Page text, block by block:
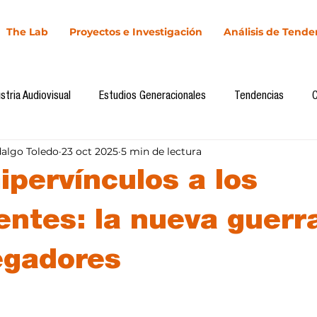
The Lab Proyectos e Investigación Análisis de
Audiovisual Estudios Generacionales Tendencias
Cultura Digital Comunicación y Sociedad
Investigación
Casos de estudio Novedades
a los
la nueva
Toledo 23 oct 2025 5 min de lectura